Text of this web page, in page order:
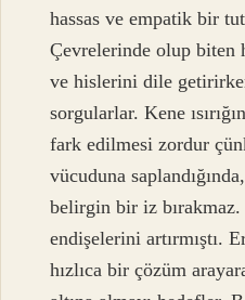
hassas ve empatik bir
Çevrelerinde olup biten
ve hislerini dile
sorgularlar. Kene
fark edilmesi zordur
vücuduna
belirgin bir iz bırakmaz.
endişelerini artırmıştı.
hızlıca bir çözüm